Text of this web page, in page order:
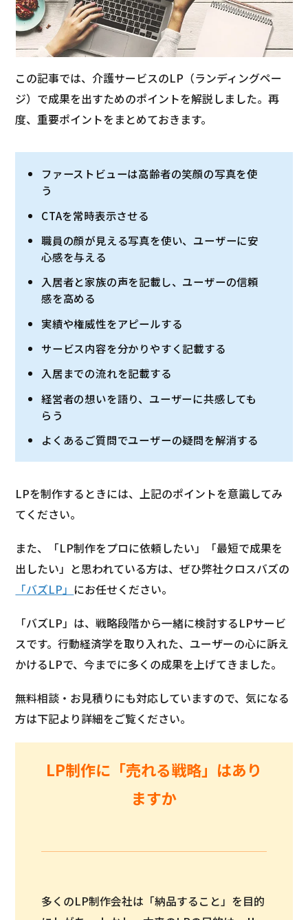
この記事では、介護サービスのLP（ランディングペー
ジ）で成果を出すためのポイントを解説しました。再
度、重要ポイントをまとめておきます。
ファーストビューは高齢者の笑顔の写真を使
う
CTAを常時表示させる
職員の顔が見える写真を使い、ユーザーに安
心感を与える
入居者と家族の声を記載し、ユーザーの信頼
感を高める
実績や権威性をアピールする
サービス内容を分かりやすく記載する
入居までの流れを記載する
経営者の想いを語り、ユーザーに共感しても
らう
よくあるご質問でユーザーの疑問を解消する
LPを制作するときには、上記のポイントを意識してみ
てください。
また、「LP制作をプロに依頼したい」「最短で成果を
出したい」と思われている方は、ぜひ弊社クロスバズの
「バズLP」 にお任せください。
「バズLP」は、戦略段階から一緒に検討するLPサービ
スです。行動経済学を取り入れた、ユーザーの心に訴え
かけるLPで、今までに多くの成果を上げてきました。
無料相談・お見積りにも対応していますので、気になる
方は下記より詳細をご覧ください。
LP制作に「売れる戦略」はあり
ますか
多くのLP制作会社は「納品すること」を目的